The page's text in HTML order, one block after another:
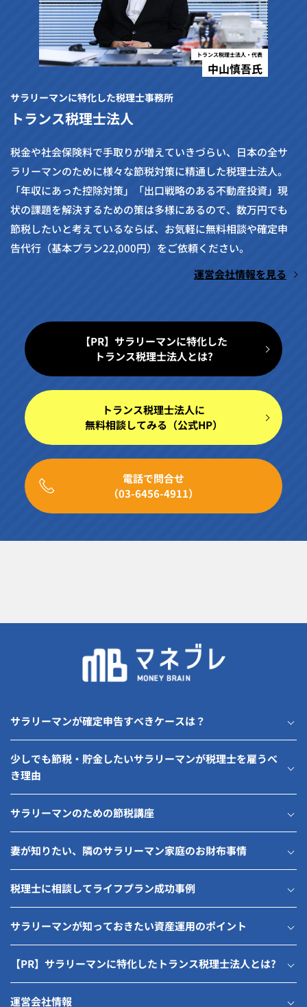
トランス税理士法人・代表
中山慎吾氏
サラリーマンに特化した税理士事務所
トランス税理士法人
税金や社会保険料で手取りが増えていきづらい、日本の全サ
ラリーマンのために様々な節税対策に精通した税理士法人。
「年収にあった控除対策」「出口戦略のある不動産投資」現
状の課題を解決するための策は多様にあるので、数万円でも
節税したいと考えているならば、お気軽に無料相談や確定申
告代行（基本プラン22,000円）をご依頼ください。
運営会社情報を見る
【PR】サラリーマンに特化した
トランス税理士法人とは?
トランス税理士法人に
無料相談してみる（公式HP）
電話で問合せ
（03-6456-4911）
サラリーマンが確定申告すべきケースは？
少しでも節税・貯金したいサラリーマンが税理士を雇うべ
き理由
サラリーマンのための節税講座
妻が知りたい、隣のサラリーマン家庭のお財布事情
税理士に相談してライフプラン成功事例
サラリーマンが知っておきたい資産運用のポイント
【PR】サラリーマンに特化したトランス税理士法人とは?
運営会社情報